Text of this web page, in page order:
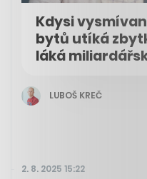
Kdysi
bytů utíká
láká
LUBOŠ KREČ
2. 8. 2025 15:22